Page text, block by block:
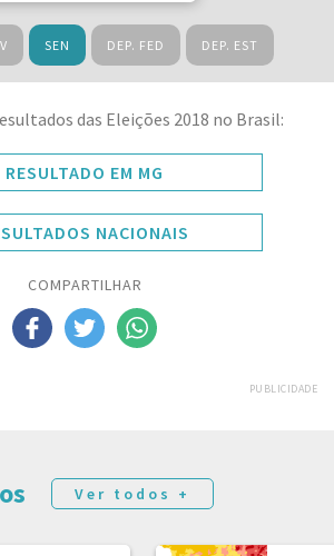
SEN DEP. FED DEP. EST
das Eleições 2018 no Brasil:
RESULTADO EM MG
NACIONAIS
COMPARTILHAR
PUBLICIDADE
Ver todos +